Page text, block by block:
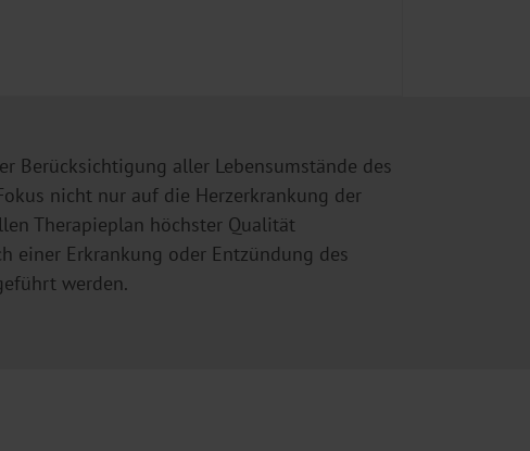
Berücksichtigung aller Lebensumstände des
nicht nur auf die Herzerkrankung der
Therapieplan höchster Qualität
einer Erkrankung oder Entzündung des
werden.